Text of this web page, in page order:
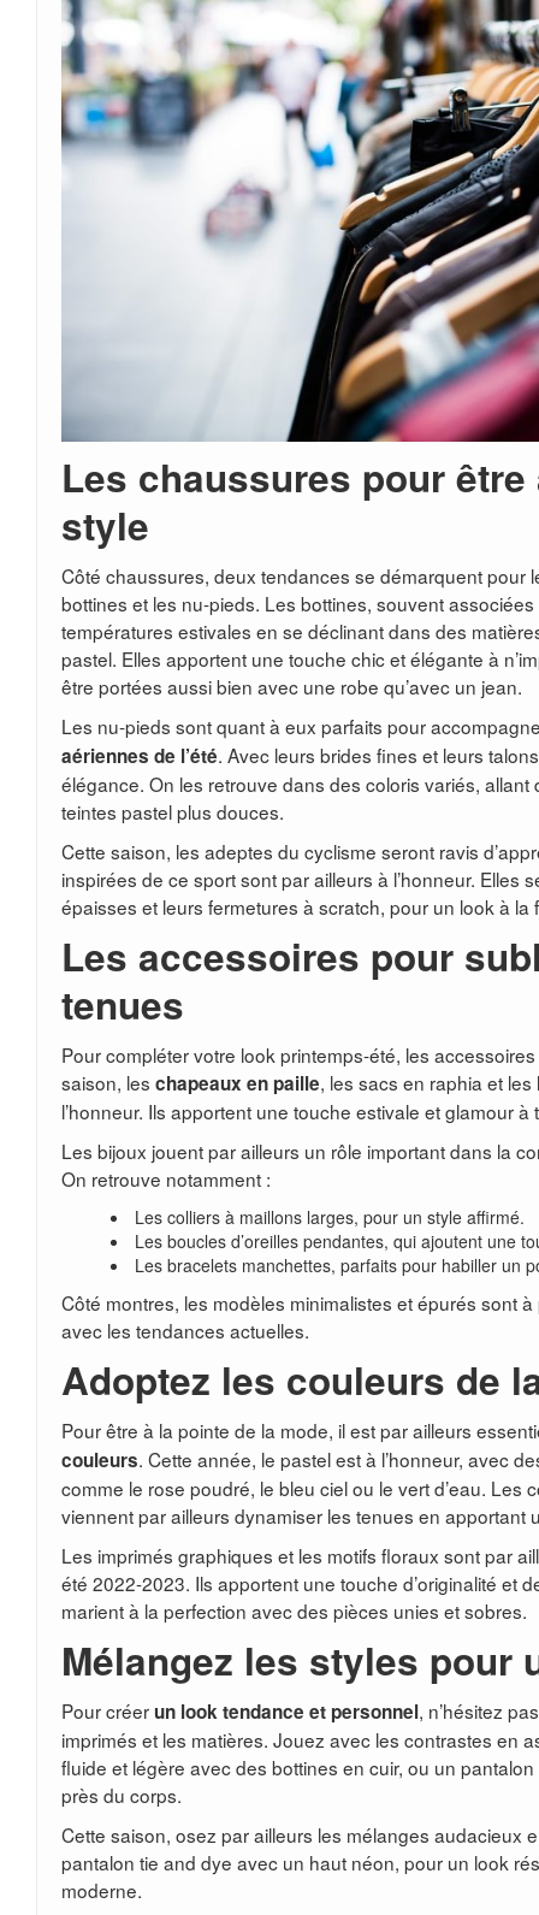
Les chaussures pour
style
Côté chaussures, deux tendances se démarquent pour
bottines et les nu-pieds. Les bottines, souvent associées
températures estivales en se déclinant dans des
pastel. Elles apportent une touche chic et élégante à
être portées aussi bien avec une robe qu’avec un jean.
Les nu-pieds sont quant à eux parfaits pour
aériennes de l’été. Avec leurs brides fines et leurs
élégance. On les retrouve dans des coloris variés,
teintes pastel plus douces.
Cette saison, les adeptes du cyclisme seront ravis
inspirées de ce sport sont par ailleurs à l’honneur. Elles
épaisses et leurs fermetures à scratch, pour un look à
Les accessoires pour
tenues
Pour compléter votre look printemps-été, les
saison, les chapeaux en paille, les sacs en raphia et
l’honneur. Ils apportent une touche estivale et glamour
Les bijoux jouent par ailleurs un rôle important dans la
On retrouve notamment :
Les colliers à maillons larges, pour un style affirmé.
Les boucles d’oreilles pendantes, qui ajoutent une
Les bracelets manchettes, parfaits pour habiller un
Côté montres, les modèles minimalistes et épurés sont
avec les tendances actuelles.
Adoptez les couleurs de
Pour être à la pointe de la mode, il est par ailleurs
couleurs. Cette année, le pastel est à l’honneur, avec
comme le rose poudré, le bleu ciel ou le vert d’eau. Les
viennent par ailleurs dynamiser les tenues en apportant
Les imprimés graphiques et les motifs floraux sont par
été 2022-2023. Ils apportent une touche d’originalité et
marient à la perfection avec des pièces unies et sobres.
Mélangez les styles pour
Pour créer un look tendance et personnel, n’hésitez
imprimés et les matières. Jouez avec les contrastes en
fluide et légère avec des bottines en cuir, ou un
près du corps.
Cette saison, osez par ailleurs les mélanges audacieux
pantalon tie and dye avec un haut néon, pour un look
moderne.